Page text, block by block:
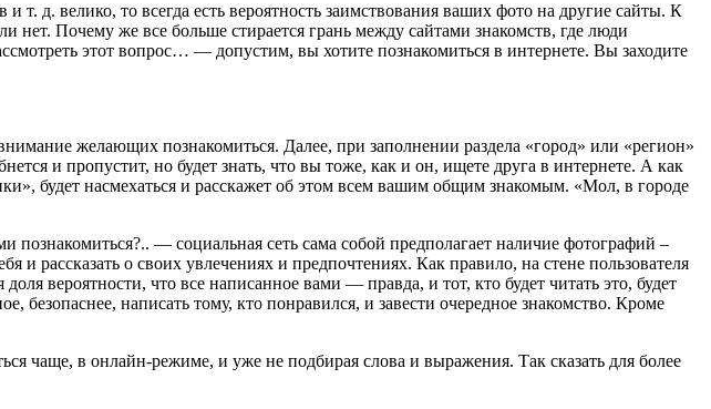
д. велико, то всегда есть вероятность заимствования ваших фото на другие сайты. К
нет. Почему же все больше стирается грань между сайтами знакомств, где люди
этот вопрос… — допустим, вы хотите познакомиться в интернете. Вы заходите
желающих познакомиться. Далее, при заполнении раздела «город» или «регион»
и пропустит, но будет знать, что вы тоже, как и он, ищете друга в интернете. А как
будет насмехаться и расскажет об этом всем вашим общим знакомым. «Мол, в городе
познакомиться?.. — социальная сеть сама собой предполагает наличие фотографий –
рассказать о своих увлечениях и предпочтениях. Как правило, на стене пользователя
вероятности, что все написанное вами — правда, и тот, кто будет читать это, будет
безопаснее, написать тому, кто понравился, и завести очередное знакомство. Кроме
чаще, в онлайн-режиме, и уже не подбирая слова и выражения. Так сказать для более